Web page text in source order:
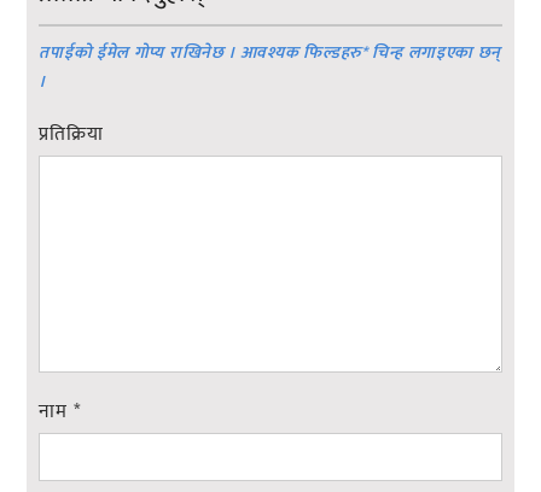
तपाईको ईमेल गोप्य राखिनेछ । आवश्यक फिल्डहरु*चिन्ह लगाइएका छन्
।
प्रतिक्रिया
नाम *